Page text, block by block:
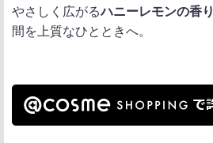
やさしく広がるハニーレモンの香り
間を上質なひとときへ。